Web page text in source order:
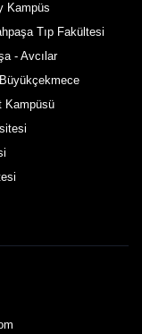
Kampüs
Tıp Fakültesi
- Avcılar
Kampüsü